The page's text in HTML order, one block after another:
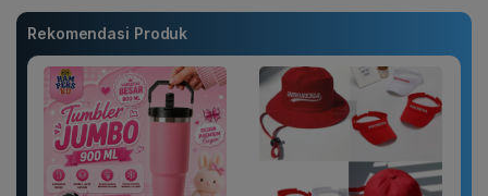
Rekomendasi Produk